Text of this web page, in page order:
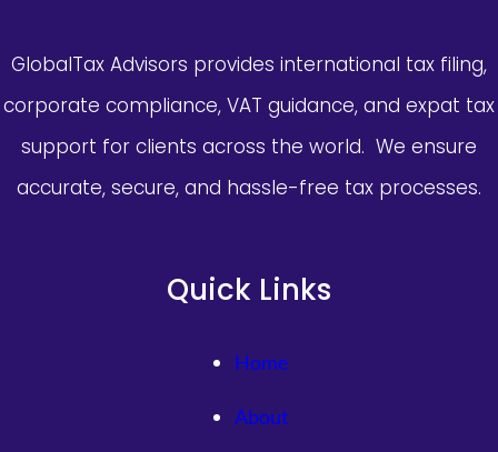
GlobalTax Advisors provides international tax filing,
corporate compliance, VAT guidance, and expat tax
support for clients across the world. We ensure
accurate, secure, and hassle-free tax processes.
Quick Links
Home
About